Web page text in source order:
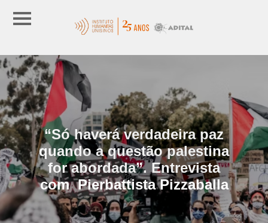
“Só haverá verdadeira paz
quando a questão palestina
for abordada”. Entrevista
com Pierbattista Pizzaballa